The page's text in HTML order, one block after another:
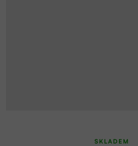
SKLADEM